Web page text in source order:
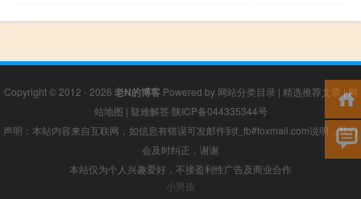
Copyright © 2012 - 2026 老N的博客Powered by 网站分类目录 | 精选推荐文章 |网
站地图 | 疑难解答 陕ICP备044335344号
声明：本站内容来自互联网，如信息有错误可发邮件到f_fb#foxmail.com说明，我们
会及时纠正，谢谢
本站仅为个人兴趣爱好，不接盈利性广告及商业合作
小男孩